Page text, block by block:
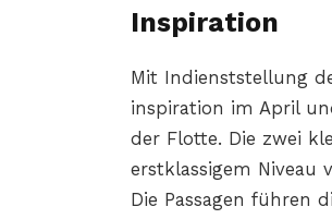
Inspiration
Mit Indienststellung
inspiration im April
der Flotte. Die zwei
erstklassigem Niveau
Die Passagen führen